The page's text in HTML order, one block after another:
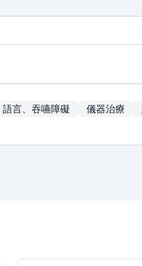
語言、吞嚥障礙 儀器治療